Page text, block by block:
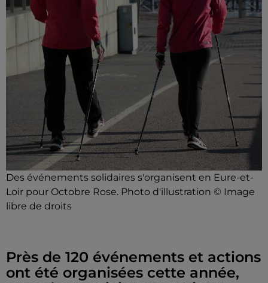
Des événements solidaires s'organisent en Eure-et-
Loir pour Octobre Rose. Photo d'illustration © Image
libre de droits
Près de 120 événements et actions
ont été organisées cette année,